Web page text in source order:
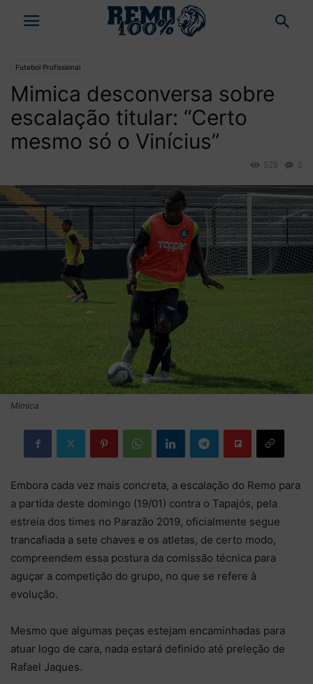
Futebol Profissional
Mimica desconversa sobre
escalação titular: “Certo
mesmo só o Vinícius”
3
528
Mimica
Embora cada vez mais concreta, a escalação do Remo para
a partida deste domingo (19/01) contra o Tapajós, pela
estreia dos times no Parazão 2019, oficialmente segue
trancafiada a sete chaves e os atletas, de certo modo,
compreendem essa postura da comissão técnica para
aguçar a competição do grupo, no que se refere à
evolução.
Mesmo que algumas peças estejam encaminhadas para
atuar logo de cara, nada estará definido até preleção de
Rafael Jaques.